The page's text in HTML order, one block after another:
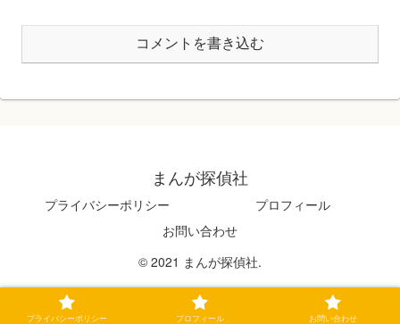
コメントを書き込む
まんが探偵社
プライバシーポリシー
プロフィール
お問い合わせ
© 2021 まんが探偵社.
プライバシーポリシー プロフィール お問い合わせ